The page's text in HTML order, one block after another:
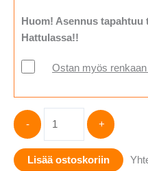
Huom! Asennus tapahtuu
Hattulassa!!
Ostan myös
-
1
245/50-
+
Lisää ostoskoriin